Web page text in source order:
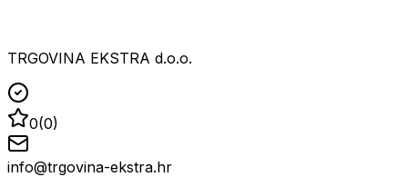
TRGOVINA EKSTRA d.o.o.
0(0)
info@trgovina-ekstra.hr